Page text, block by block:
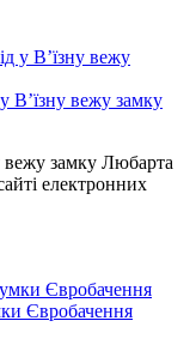
В’їзну вежу замку
вежу замку Любарта
електронних
Євробачення